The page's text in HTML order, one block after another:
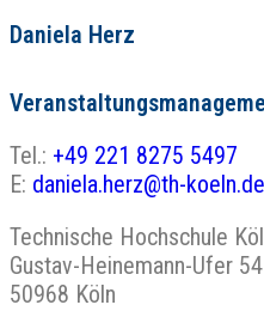
Daniela Herz
Tel.: +49 221 8275 5497
E: daniela.herz@th-koeln.de
Technische Hochschule
Gustav-Heinemann-Ufer 54
50968 Köln